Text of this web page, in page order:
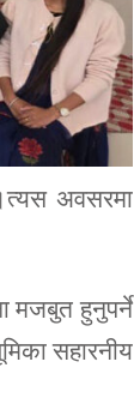
अवसरमा
मजबुत हुनुपर्ने
सहारनीय